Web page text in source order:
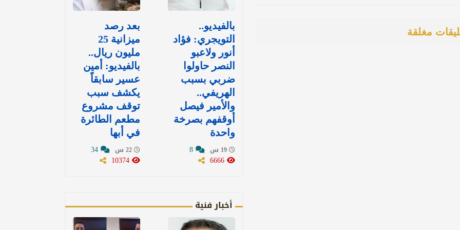
مغلقة
بالفيديو..
التويجري: فؤاد
أنور ولاعبو
النصر حاولوا
ضربي بسبب
الهريفي..
والأمير فيصل
أوقفهم بصرخة
واحدة
بعد رصد
ميزانية 25
مليون ريال..
بالفيديو: أمين
عسير سابقاً
يكشف سبب
توقف مشروع
مطعم الطائرة
في أبها
أخبار فنية